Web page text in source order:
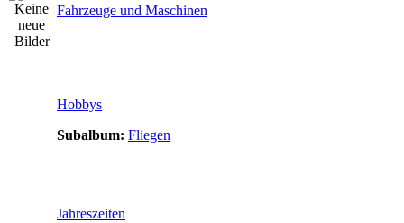
Fahrzeuge und Maschinen
Hobbys
Subalbum: Fliegen
Jahreszeiten